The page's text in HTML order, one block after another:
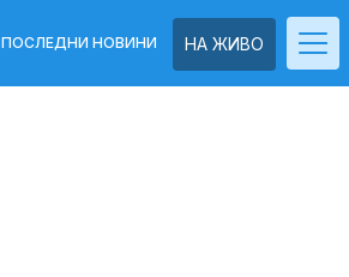
НА ЖИВО
ПОСЛЕДНИ НОВИНИ